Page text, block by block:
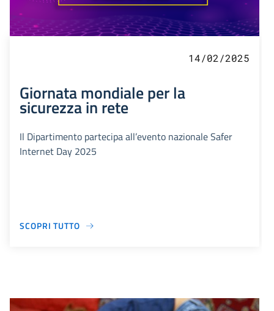
14/02/2025
Giornata mondiale per la
sicurezza in rete
Il Dipartimento partecipa all’evento nazionale Safer
Internet Day 2025
SCOPRI TUTTO